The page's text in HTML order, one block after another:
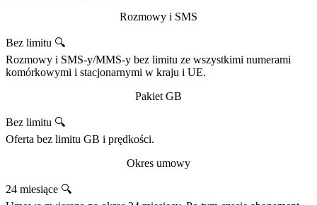
Rozmowy i SMS
Bez limitu 🔍
Rozmowy i SMS-y/MMS-y bez limitu ze wszystkimi numerami
komórkowymi i stacjonarnymi w kraju i UE.
Pakiet GB
Bez limitu 🔍
Oferta bez limitu GB i prędkości.
Okres umowy
24 miesiące 🔍